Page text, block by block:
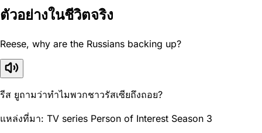
ตัวอย่างในชีวิตจริง
Reese, why are the Russians backing up?
รีส ยูถามว่าทำไมพวกชาวรัสเซียถึงถอย?
แหล่งที่มา: TV series Person of Interest Season 3